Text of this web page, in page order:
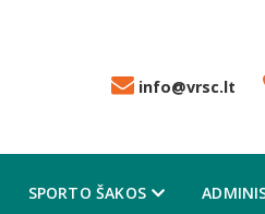
info@vrsc.lt
SPORTO ŠAKOS